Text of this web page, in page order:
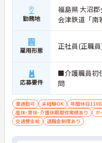
勤務地
福島県 大沼
会津鉄道「南
雇用形態 正社員(正職
応募要件
■介護職員
問
車通勤可 未経験OK 年間休日110
産休･育休･介護休暇取得実績あり
ボ
交通費支給
退職金制度あり